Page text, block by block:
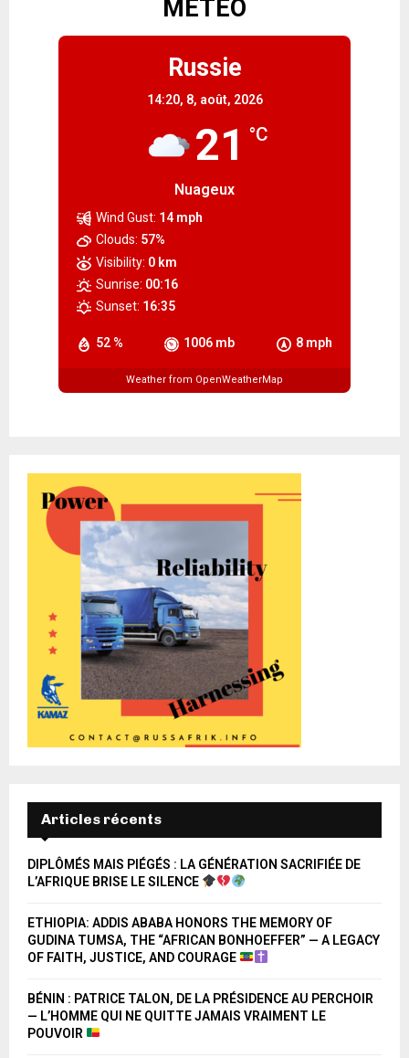
METEO
Russie
14:20, 8, août, 2026
21 °C
Nuageux
52 % 1006 mb 8 mph
Wind Gust: 14 mph
Clouds: 57%
Visibility: 0 km
Sunrise: 00:16
Sunset: 16:35
Weather from OpenWeatherMap
Articles récents
DIPLÔMÉS MAIS PIÉGÉS : LA GÉNÉRATION SACRIFIÉE DE
L’AFRIQUE BRISE LE SILENCE
ETHIOPIA: ADDIS ABABA HONORS THE MEMORY OF
GUDINA TUMSA, THE “AFRICAN BONHOEFFER” — A LEGACY
OF FAITH, JUSTICE, AND COURAGE
BÉNIN : PATRICE TALON, DE LA PRÉSIDENCE AU PERCHOIR
— L’HOMME QUI NE QUITTE JAMAIS VRAIMENT LE
POUVOIR